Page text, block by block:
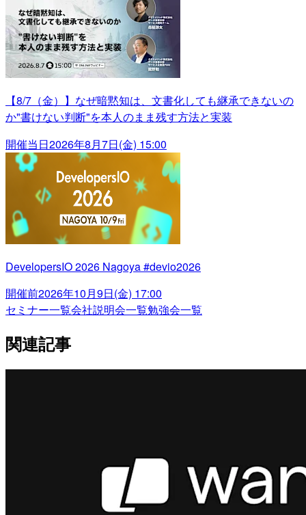
【8/7（金）】なぜ暗黙知は、文書化しても継承できないの
か"書けない判断"を本人のまま残す方法と実装
開催当日2026年8月7日(金) 15:00
DevelopersIO 2026 Nagoya #devio2026
開催前2026年10月9日(金) 17:00
セミナー一覧会社説明会一覧勉強会一覧
関連記事